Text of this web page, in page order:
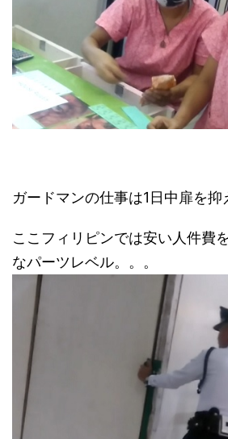
ガードマンの仕事は1日中扉を抑
ここフィリピンでは安い人件費
なパーツレベル。。。